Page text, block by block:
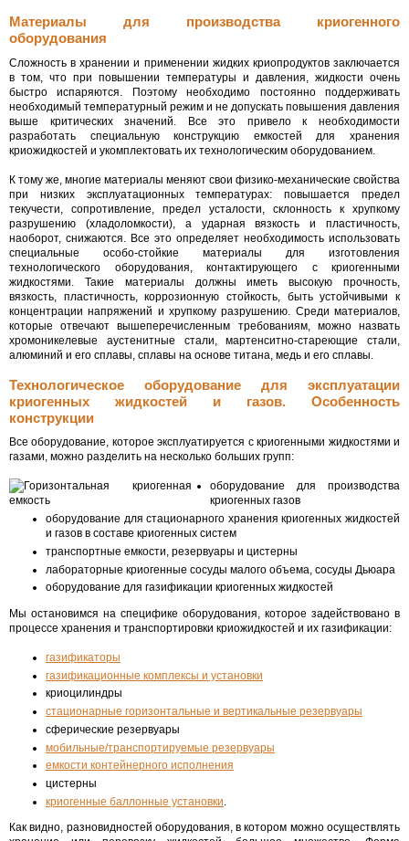
Материалы для производства криогенного
оборудования
Сложность в хранении и применении жидких криопродуктов заключается
в том, что при повышении температуры и давления, жидкости очень
быстро испаряются. Поэтому необходимо постоянно поддерживать
необходимый температурный режим и не допускать повышения давления
выше критических значений. Все это привело к необходимости
разработать специальную конструкцию емкостей для хранения
криожидкостей и укомплектовать их технологическим оборудованием.
К тому же, многие материалы меняют свои физико-механические свойства
при низких эксплуатационных температурах: повышается предел
текучести, сопротивление, предел усталости, склонность к хрупкому
разрушению (хладоломкости), а ударная вязкость и пластичность,
наоборот, снижаются. Все это определяет необходимость использовать
специальные особо-стойкие материалы для изготовления
технологического оборудования, контактирующего с криогенными
жидкостями. Такие материалы должны иметь высокую прочность,
вязкость, пластичность, коррозионную стойкость, быть устойчивыми к
концентрации напряжений и хрупкому разрушению. Среди материалов,
которые отвечают вышеперечисленным требованиям, можно назвать
хромоникелевые аустенитные стали, мартенситно-стареющие стали,
алюминий и его сплавы, сплавы на основе титана, медь и его сплавы.
Технологическое оборудование для эксплуатации
криогенных жидкостей и газов. Особенность
конструкции
Все оборудование, которое эксплуатируется с криогенными жидкостями и
газами, можно разделить на несколько больших групп:
оборудование для производства
криогенных газов
оборудование для стационарного хранения криогенных жидкостей
и газов в составе криогенных систем
транспортные емкости, резервуары и цистерны
лабораторные криогенные сосуды малого объема, сосуды Дьюара
оборудование для газификации криогенных жидкостей
Мы остановимся на специфике оборудования, которое задействовано в
процессе хранения и транспортировки криожидкостей и их газификации:
газификаторы
газификационные комплексы и установки
криоцилиндры
стационарные горизонтальные и вертикальные резервуары
сферические резервуары
мобильные/транспортируемые резервуары
емкости контейнерного исполнения
цистерны
криогенные баллонные установки.
Как видно, разновидностей оборудования, в котором можно осуществлять